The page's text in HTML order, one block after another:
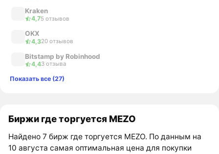
Kraken
4,75 отзывов
OKX
4,320 отзывов
Bitstamp by Robinhood
4,43 отзыва
Показать все (27)
Биржи где торгуется MEZO
Найдено 7 бирж где торгуется MEZO. По данным на
10 августа самая оптимальная цена для покупки